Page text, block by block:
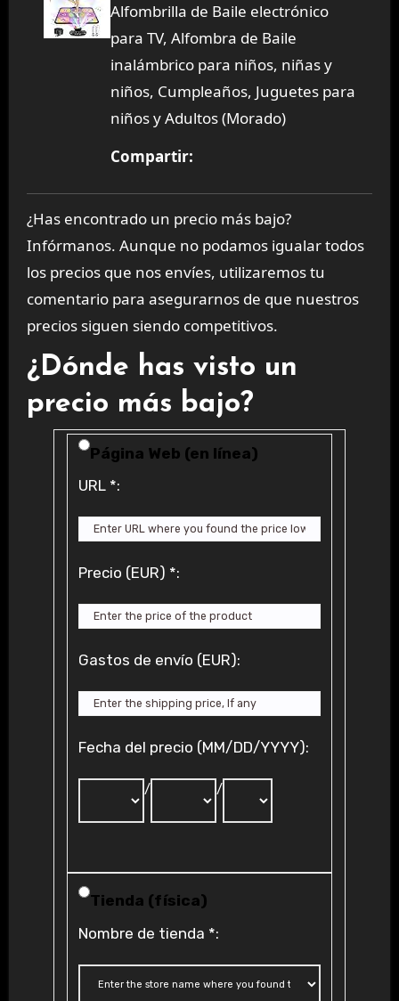
Alfombrilla de Baile electrónico
para TV, Alfombra de Baile
inalámbrico para niños, niñas y
niños, Cumpleaños, Juguetes para
niños y Adultos (Morado)
Compartir:
¿Has encontrado un precio más bajo?
Infórmanos. Aunque no podamos igualar todos
los precios que nos envíes, utilizaremos tu
comentario para asegurarnos de que nuestros
precios siguen siendo competitivos.
¿Dónde has visto un
precio más bajo?
Price Availability
Página Web (en línea)
URL *:
Precio (EUR) *:
Gastos de envío (EUR):
Fecha del precio (MM/DD/YYYY):
/ /
Tienda (física)
Nombre de tienda *: